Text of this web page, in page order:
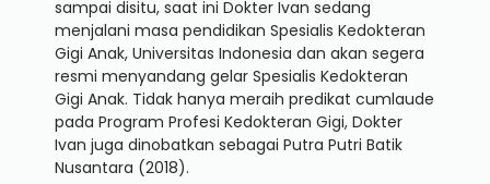
sampai disitu, saat ini Dokter Ivan sedang
menjalani masa pendidikan Spesialis Kedokteran
Gigi Anak, Universitas Indonesia dan akan segera
resmi menyandang gelar Spesialis Kedokteran
Gigi Anak. Tidak hanya meraih predikat cumlaude
pada Program Profesi Kedokteran Gigi, Dokter
Ivan juga dinobatkan sebagai Putra Putri Batik
Nusantara (2018).